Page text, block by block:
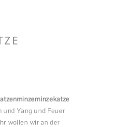
Yang und Feuer
wollen wir an der